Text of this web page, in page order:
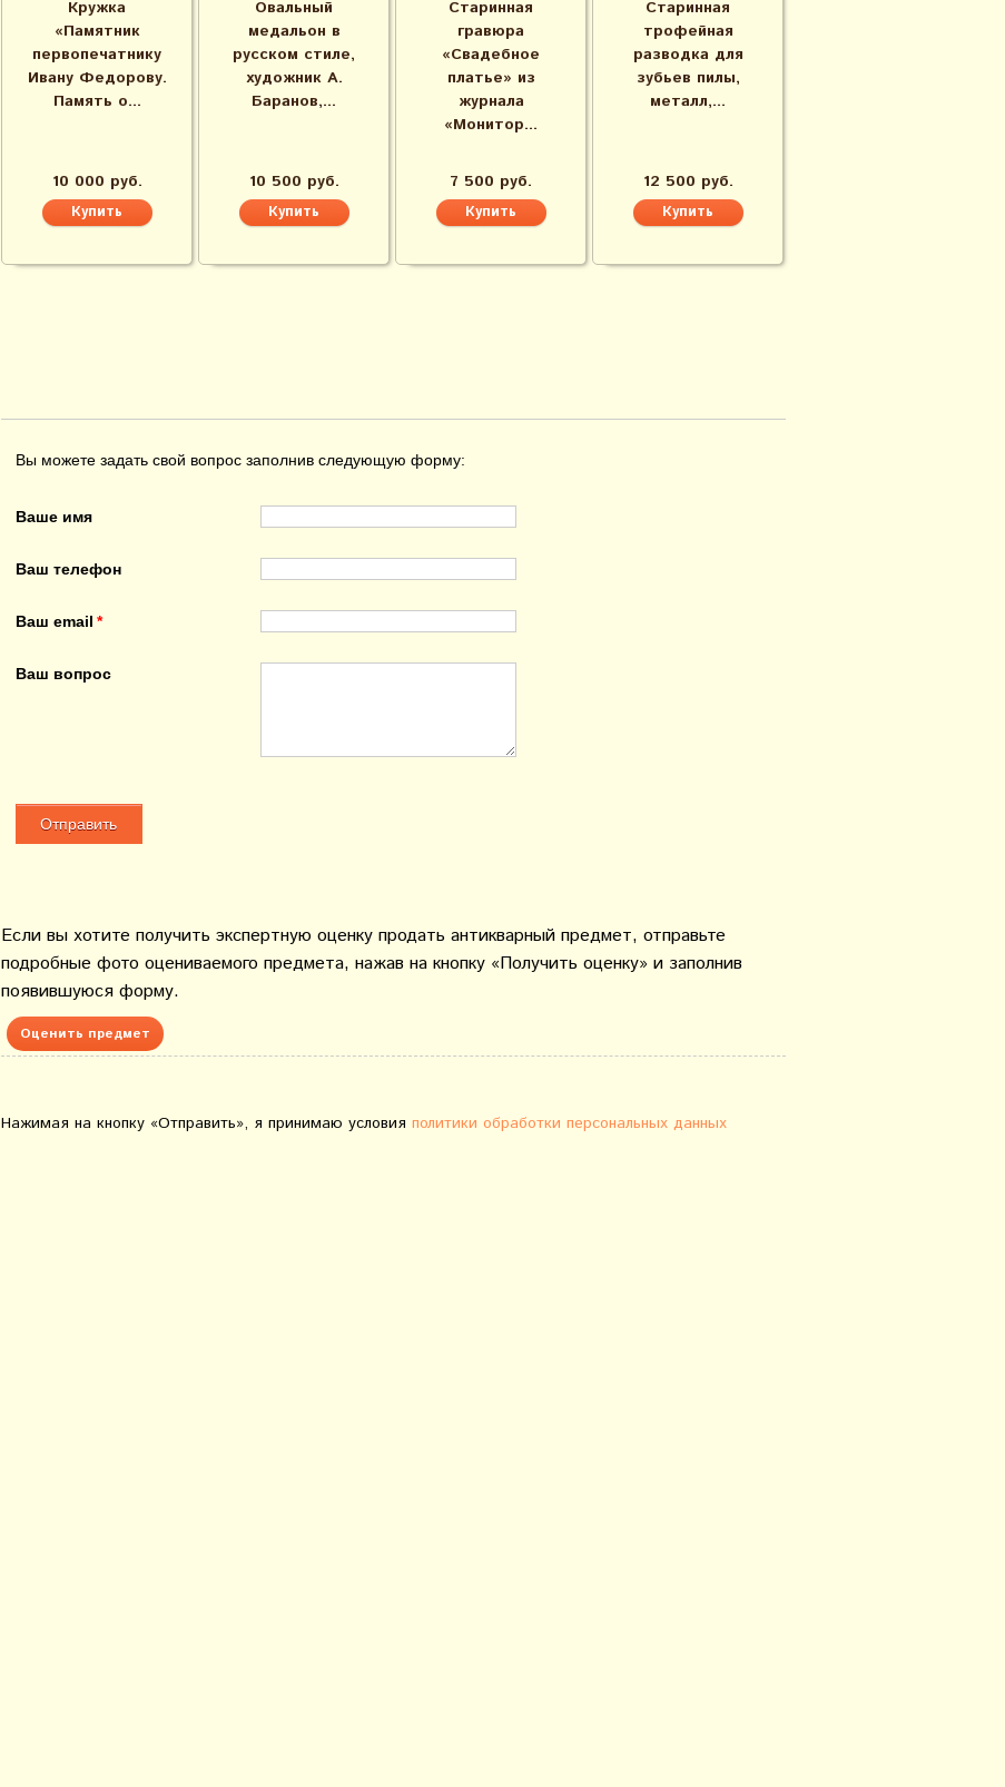
Кружка
«Памятник
первопечатнику
Ивану Федорову.
Память о...
10 000 руб.
Овальный
медальон в
русском стиле,
художник А.
Баранов,...
10 500 руб.
Старинная
гравюра
«Свадебное
платье» из
журнала
«Монитор...
7 500 руб.
Старинная
трофейная
разводка для
зубьев пилы,
металл,...
12 500 руб.
Вы можете задать свой вопрос заполнив следующую форму:
Ваше имя
Ваш телефон
Ваш email
Ваш вопрос
Если вы хотите получить экспертную оценку продать антикварный предмет, отправьте
подробные фото оцениваемого предмета, нажав на кнопку «Получить оценку» и заполнив
появившуюся форму.
Оценить предмет
Нажимая на кнопку «Отправить», я принимаю условия политики обработки персональных данных